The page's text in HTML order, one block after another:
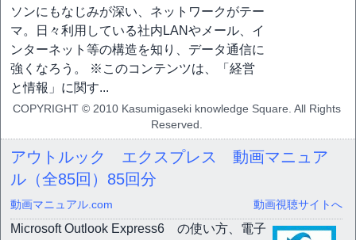
ソンにもなじみが深い、ネットワークがテー
マ。日々利用している社内LANやメール、イ
ンターネット等の構造を知り、データ通信に
強くなろう。 ※このコンテンツは、「経営
と情報」に関す...
COPYRIGHT © 2010 Kasumigaseki knowledge Square. All Rights
Reserved.
アウトルック エクスプレス 動画マニュア
ル（全85回） 85回分
動画マニュアル.com 動画視聴サイトへ
Microsoft Outlook Express6 の使い方、電子